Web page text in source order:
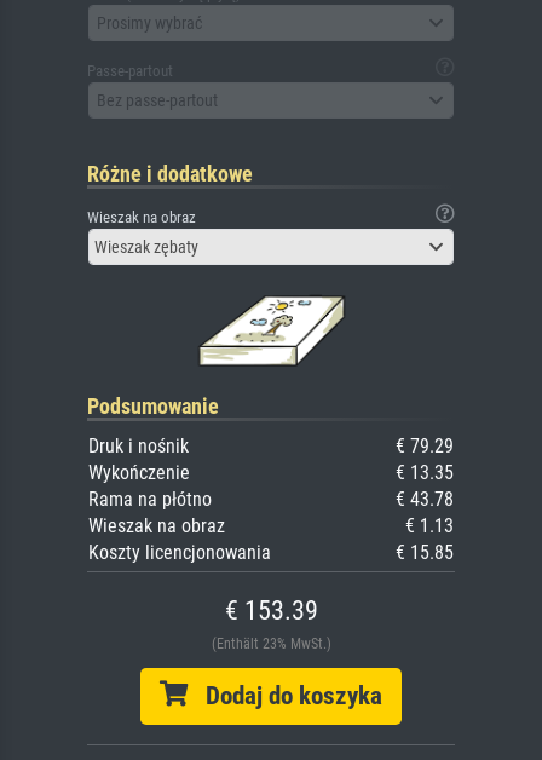
Prosimy wybrać
Passe-partout
Bez passe-partout
Różne i dodatkowe
Wieszak na obraz
Wieszak zębaty
Podsumowanie
Druk i nośnik
€ 79.29
Wykończenie
€ 13.35
Rama na płótno
€ 43.78
Wieszak na obraz
€ 1.13
Koszty licencjonowania
€ 15.85
€ 153.39
(Enthält 23% MwSt.)
Dodaj do koszyka